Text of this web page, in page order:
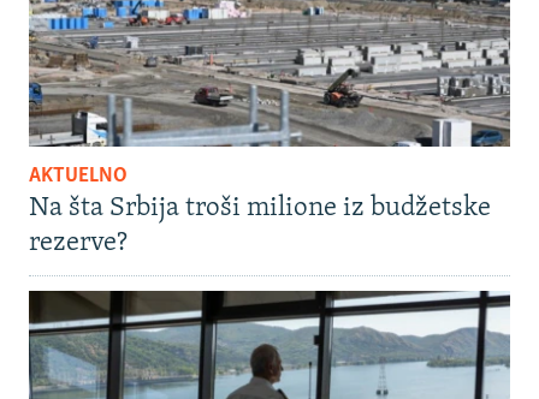
AKTUELNO
Na šta Srbija troši milione iz budžetske
rezerve?